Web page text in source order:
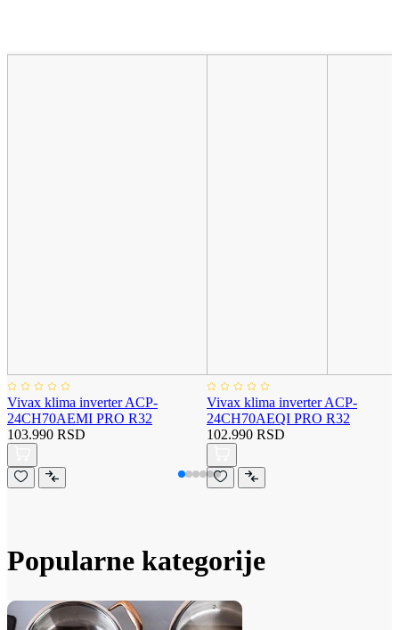
Vivax klima inverter ACP-
24CH70AEMI PRO R32
103.990 RSD
Vivax klima inverter ACP-
24CH70AEQI PRO R32
102.990 RSD
Popularne kategorije